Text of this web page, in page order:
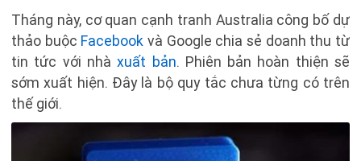
Tháng này, cơ quan cạnh tranh Australia công bố dự
thảo buộc Facebook và Google chia sẻ doanh thu từ
tin tức với nhàxuất bản. Phiên bản hoàn thiện sẽ
sớm xuất hiện. Đây là bộ quy tắc chưa từng có trên
thế giới.